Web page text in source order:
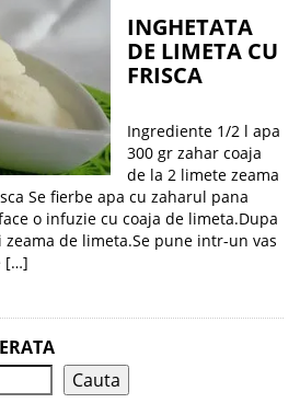
INGHETATA
DE LIMETA CU
FRISCA
Ingrediente 1/2 l apa
300 gr zahar coaja
de la 2 limete zeama
Se fierbe apa cu zaharul pana
o infuzie cu coaja de limeta.Dupa
zeama de limeta.Se pune intr-un vas
[…]
Cauta